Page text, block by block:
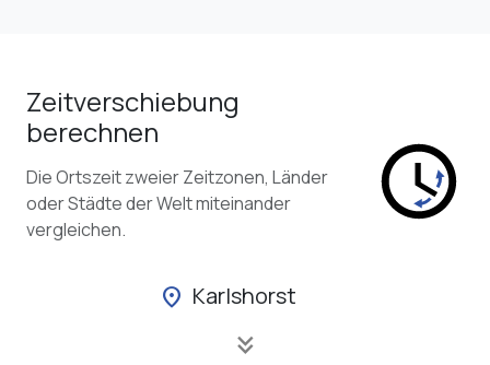
Zeitverschiebung
berechnen
Die Ortszeit zweier Zeitzonen, Länder
oder Städte der Welt miteinander
vergleichen.
location_on Karlshorst
keyboard_double_arrow_down